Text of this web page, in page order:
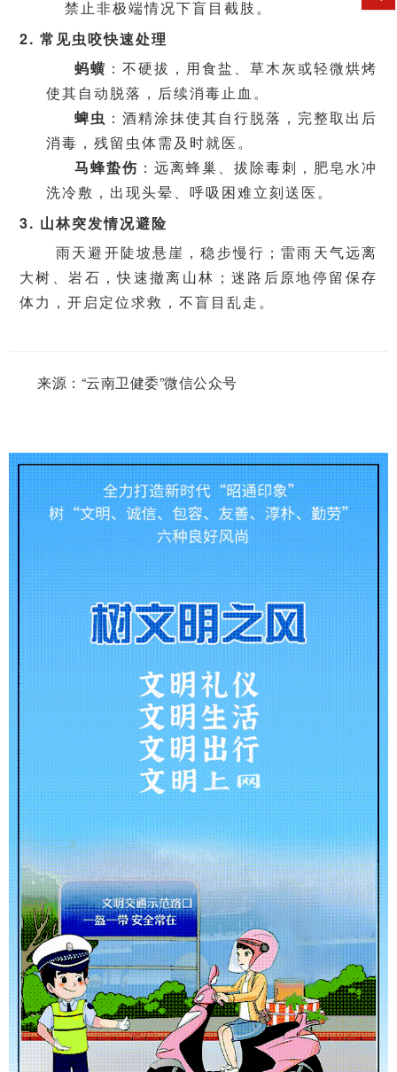
禁止非极端情况下盲目截肢。
2. 常见虫咬快速处理
蚂蟥 ：不硬拔，用食盐、草木灰或轻微烘烤
使其自动脱落，后续消毒止血。
蜱虫 ：酒精涂抹使其自行脱落，完整取出后
消毒，残留虫体需及时就医。
马蜂蛰伤 ：远离蜂巢、拔除毒刺，肥皂水冲
洗冷敷，出现头晕、呼吸困难立刻送医。
3. 山林突发情况避险
雨天避开陡坡悬崖，稳步慢行；雷雨天气远离
大树、岩石，快速撤离山林；迷路后原地停留保存
体力，开启定位求救，不盲目乱走。
来源： “云南卫健委”微信公众号